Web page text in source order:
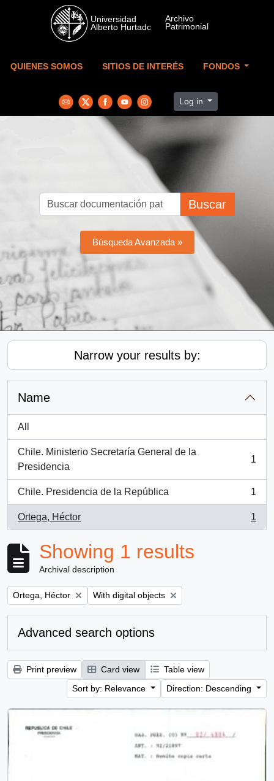
Skip to main content
QUIENES SOMOS SITIOS DE INTERÉS FONDOS
Log in
Buscar
Búsqueda Avanzada »
Narrow your results by:
Name
All
Chile. Ministerio Secretaría General de la
Presidencia
, 1 results
1
Chile. Presidencia de la República
, 1 results
1
Ortega, Héctor
, 1 results
1
Showing 1 results
Archival description
Remove filter:
Ortega, Héctor Remove filter:
With digital objects
Advanced search options
Print preview Card view
Table view
Sort by: Relevance
Direction: Descending